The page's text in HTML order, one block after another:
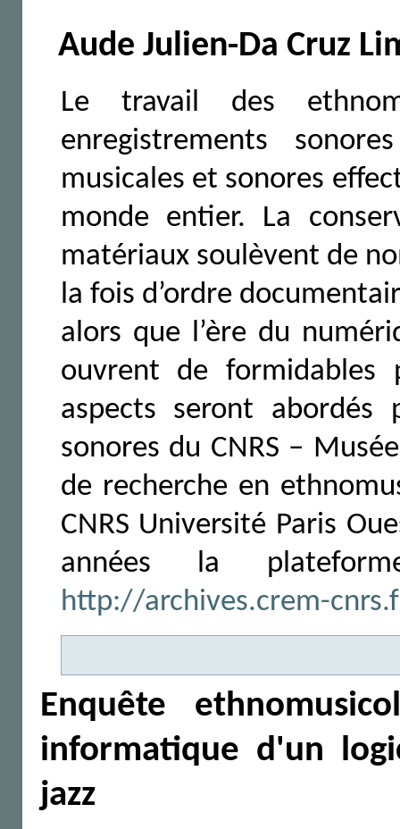
Aude Julien-Da Cruz
Le travail des
enregistrements
musicales et sonores
monde entier. La
matériaux soulèvent de
la fois d’ordre
alors que l’ère du
ouvrent de formidables
aspects seront abordés
sonores du CNRS –
de recherche en
CNRS Université Paris
années la
http://archives.crem-
Enquête
informatique d'un
jazz